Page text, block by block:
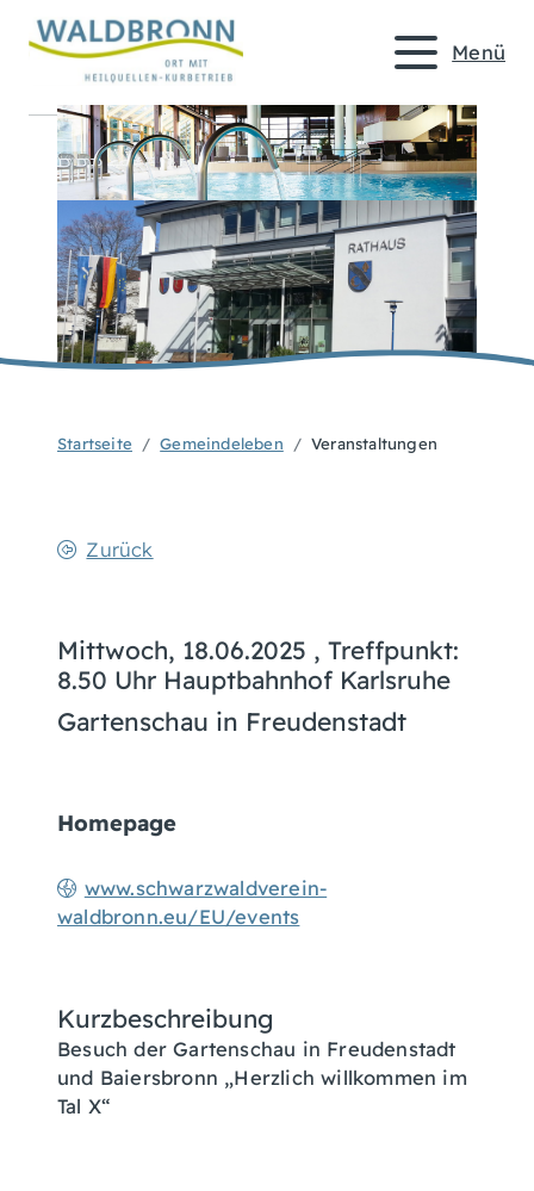
Menü
Startseite Gemeindeleben Veranstaltungen
Zurück
Mittwoch, 18.06.2025 , Treffpunkt:
8.50 Uhr Hauptbahnhof Karlsruhe
Gartenschau in Freudenstadt
Homepage
www.schwarzwaldverein-
waldbronn.eu/EU/events
Kurzbeschreibung
Besuch der Gartenschau in Freudenstadt
und Baiersbronn „Herzlich willkommen im
Tal X“